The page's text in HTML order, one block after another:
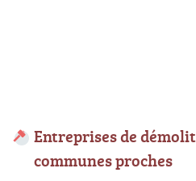
Entreprises de
communes proches